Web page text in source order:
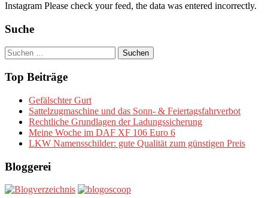
Instagram Please check your feed, the data was entered incorrectly.
Suche
Suchen
nach:
Top Beiträge
Gefälschter Gurt
Sattelzugmaschine und das Sonn- & Feiertagsfahrverbot
Rechtliche Grundlagen der Ladungssicherung
Meine Woche im DAF XF 106 Euro 6
LKW Namensschilder: gute Qualität zum günstigen Preis
Bloggerei